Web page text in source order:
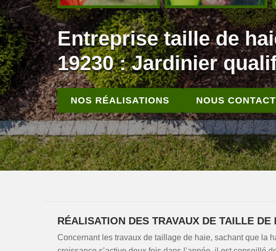
Entreprise taille de
19230 : Jardinier
NOS RÉALISATIONS NOUS
RÉALISATION DES TRAVAUX DE TAILLE
Concernant les travaux de taillage de haie, sachant que la